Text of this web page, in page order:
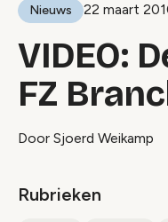
Nieuws 22 maart
VIDEO:
FZ
Door Sjoerd Weikamp
Rubrieken